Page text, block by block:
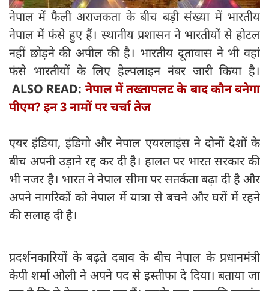
नेपाल में फैली अराजकता के बीच बड़ी संख्या में भारतीय
नेपाल में फंसे हुए हैं। स्थानीय प्रशासन ने भारतीयों से होटल
नहीं छोड़ने की अपील की है। भारतीय दूतावास ने भी वहां
फंसे भारतीयों के लिए हेल्पलाइन नंबर जारी किया है।
ALSO READ: नेपाल में तख्तापलट के बाद कौन बनेगा
पीएम? इन 3 नामों पर चर्चा तेज
एयर इंडिया, इंडिगो और नेपाल एयरलाइंस ने दोनों देशों के
बीच अपनी उड़ाने रद्द कर दी है। हालत पर भारत सरकार की
भी नजर है। भारत ने नेपाल सीमा पर सतर्कता बढ़ा दी है और
अपने नागरिकों को नेपाल में यात्रा से बचने और घरों में रहने
की सलाह दी है।
प्रदर्शनकारियों के बढ़ते दबाव के बीच नेपाल के प्रधानमंत्री
केपी शर्मा ओली ने अपने पद से इस्तीफा दे दिया। बताया जा